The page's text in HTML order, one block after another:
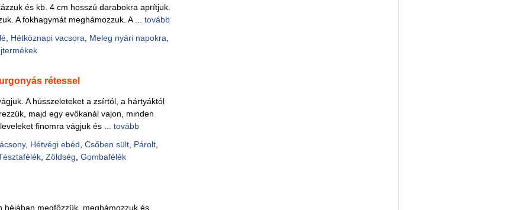
és kb. 4 cm hosszú darabokra aprítjuk.
A fokhagymát meghámozzuk. A ...tovább
Hétköznapi vacsora Meleg nyári napokra
rétessel
A hússzeleteket a zsírtól, a hártyáktól
majd egy evőkanál vajon, minden
finomra vágjuk és ...tovább
, Hétvégi ebéd ,Csőben sült Párolt
,Zöldség ,Gombafélék
héjában megfőzzük, meghámozzuk és